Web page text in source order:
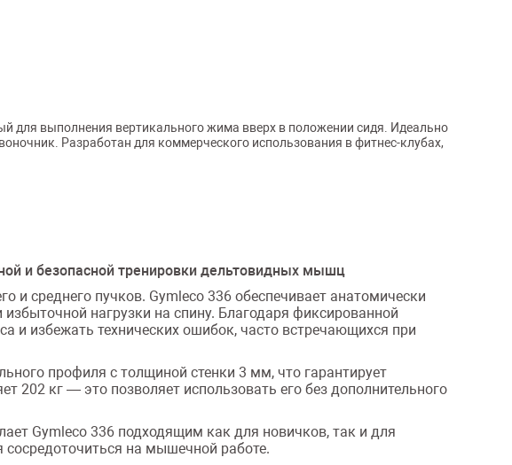
для выполнения вертикального жима вверх в положении сидя. Идеально
Разработан для коммерческого использования в фитнес-клубах,
и безопасной тренировки дельтовидных мышц
среднего пучков. Gymleco 336 обеспечивает анатомически
нагрузки на спину. Благодаря фиксированной
и избежать технических ошибок, часто встречающихся при
профиля с толщиной стенки 3 мм, что гарантирует
202 кг — это позволяет использовать его без дополнительного
Gymleco 336 подходящим как для новичков, так и для
на мышечной работе.